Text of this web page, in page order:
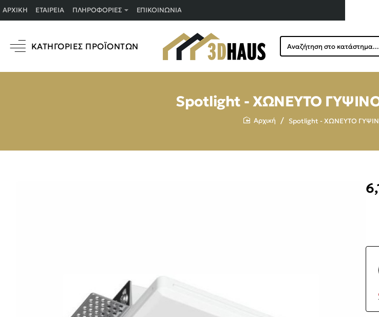
ΑΡΧΙΚΉ ΕΤΑΙΡΕΊΑ ΠΛΗΡΟΦΟΡΊΕΣ ΕΠΙΚΟΙΝΩΝΊΑ
ΚΑΤΗΓΟΡΊΕΣ ΠΡΟΪΌΝΤΩΝ
Αναζήτηση
στο
Spotlight - ΧΩΝΕΥΤΟ
Spotlight - ΧΩΝΕΥΤΟ